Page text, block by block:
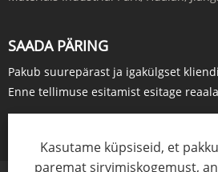
SAADA PÄRING
Pakub suurepärast ja igakülgset
Enne tellimuse esitamist esitage
Kasutame küpsiseid, et
paremat sirvimiskogemust,